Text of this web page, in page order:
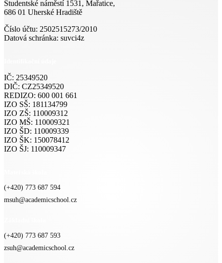
Studentské náměstí 1531, Mařatice,
686 01 Uherské Hradiště
Číslo účtu: 2502515273/2010
Datová schránka: suvci4z
IČ: 25349520
DIČ: CZ25349520
REDIZO: 600 001 661
IZO SŠ: 181134799
IZO ZŠ: 110009312
IZO MŠ: 110009321
IZO ŠD: 110009339
IZO ŠK: 150078412
IZO ŠJ: 110009347
(+420) 773 687 594
msuh@academicschool.cz
(+420) 773 687 593
zsuh@academicschool.cz